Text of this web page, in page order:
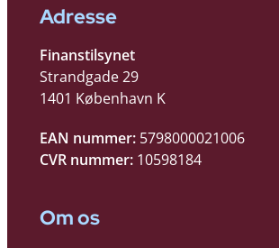
Adresse
Finanstilsynet
Strandgade 29
1401 København K
EAN nummer: 5798000021006
CVR nummer: 10598184
Om os